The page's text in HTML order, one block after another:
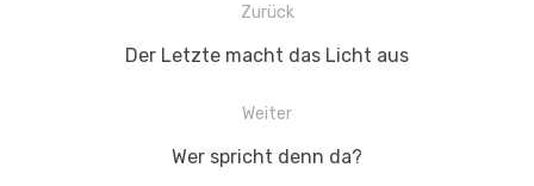
Zurück
Vorheriger
Der Letzte macht das Licht aus
Weiter
Nächster
Wer spricht denn da?